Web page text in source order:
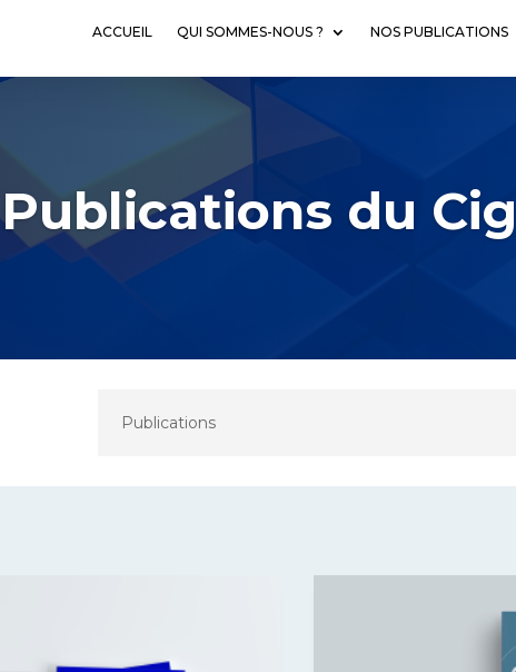
ACCUEIL QUI SOMMES-NOUS ? NOS PUBLICATIONS
Publications du